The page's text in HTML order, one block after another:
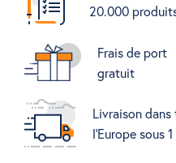
20.000
Frais de port
gratuit
Livraison
l'Europe sous